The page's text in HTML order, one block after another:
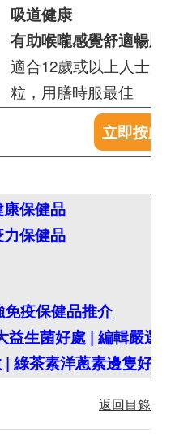
吸道健康
有助喉嚨感覺舒適暢順
適合12歲或以上人士服
粒，用膳時服最佳
立即按此
保健品
保健品
疫保健品推介
益生菌好處 | 編輯嚴選
| 綠茶素洋蔥素邊隻好？
返回目錄